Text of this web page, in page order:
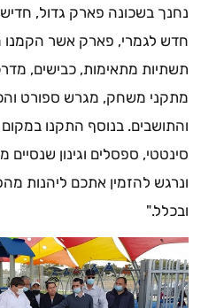
נחנך בשכונה פארק גדול,
חדש לגמרי, פארק אשר הקמנו
תשתיות מתאימות, כבישים,
מתקני משחק, מגרש ספורט
והתושבים. בנוסף התקנו
סינטטי, ספסלים וגינון
ונרגש להזמין אתכם ליהנות
ובכלל."